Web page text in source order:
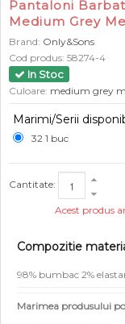
Pantaloni
Medium Grey
Brand: Only&Sons
Cod produs: 58274-4
In Stoc
Culoare: medium grey
Marimi/Serii
32 1 buc
Cantitate:
Acest produs
Compozitie
98% bumbac 2%
Marimea produsului